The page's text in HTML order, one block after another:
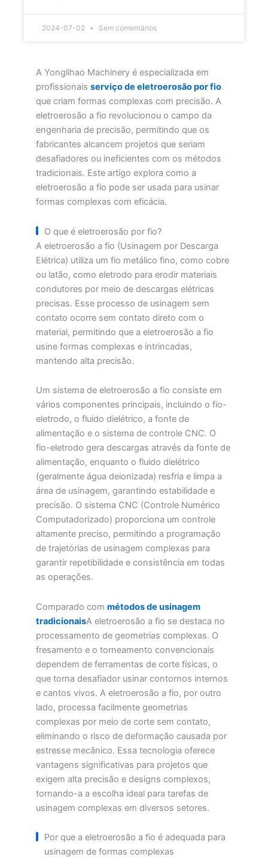
2024-07-02 Sem comentários
A Yonglihao Machinery é especializada em
profissionais serviço de eletroerosão por fio
que criam formas complexas com precisão. A
eletroerosão a fio revolucionou o campo da
engenharia de precisão, permitindo que os
fabricantes alcancem projetos que seriam
desafiadores ou ineficientes com os métodos
tradicionais. Este artigo explora como a
eletroerosão a fio pode ser usada para usinar
formas complexas com eficácia.
O que é eletroerosão por fio?
A eletroerosão a fio (Usinagem por Descarga
Elétrica) utiliza um fio metálico fino, como cobre
ou latão, como eletrodo para erodir materiais
condutores por meio de descargas elétricas
precisas. Esse processo de usinagem sem
contato ocorre sem contato direto com o
material, permitindo que a eletroerosão a fio
usine formas complexas e intrincadas,
mantendo alta precisão.
Um sistema de eletroerosão a fio consiste em
vários componentes principais, incluindo o fio-
eletrodo, o fluido dielétrico, a fonte de
alimentação e o sistema de controle CNC. O
fio-eletrodo gera descargas através da fonte de
alimentação, enquanto o fluido dielétrico
(geralmente água deionizada) resfria e limpa a
área de usinagem, garantindo estabilidade e
precisão. O sistema CNC (Controle Numérico
Computadorizado) proporciona um controle
altamente preciso, permitindo a programação
de trajetórias de usinagem complexas para
garantir repetibilidade e consistência em todas
as operações.
Comparado com métodos de usinagem
tradicionaisA eletroerosão a fio se destaca no
processamento de geometrias complexas. O
fresamento e o torneamento convencionais
dependem de ferramentas de corte físicas, o
que torna desafiador usinar contornos internos
e cantos vivos. A eletroerosão a fio, por outro
lado, processa facilmente geometrias
complexas por meio de corte sem contato,
eliminando o risco de deformação causada por
estresse mecânico. Essa tecnologia oferece
vantagens significativas para projetos que
exigem alta precisão e designs complexos,
tornando-a a escolha ideal para tarefas de
usinagem complexas em diversos setores.
Por que a eletroerosão a fio é adequada para
usinagem de formas complexas